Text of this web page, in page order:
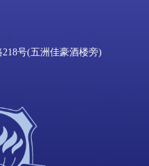
号(五洲佳豪酒楼旁)